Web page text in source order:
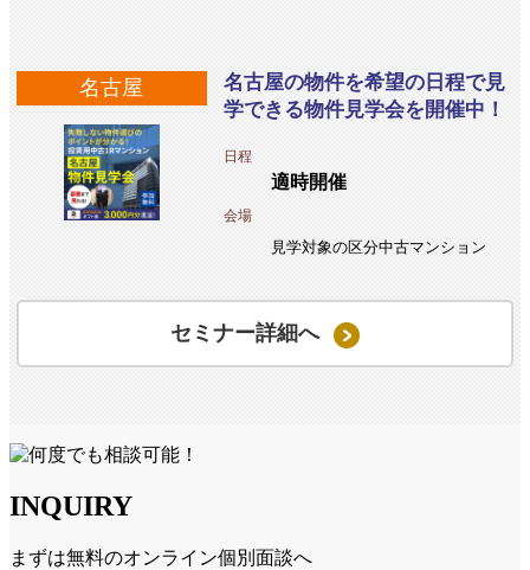
名古屋
名古屋の物件を希望の日程で見
学できる物件見学会を開催中！
日程
適時開催
会場
見学対象の区分中古マンション
セミナー詳細へ
INQUIRY
まずは無料のオンライン個別面談へ